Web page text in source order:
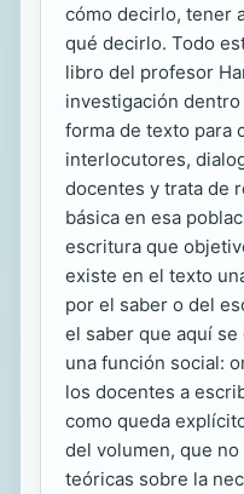
cómo decirlo, tener
qué decirlo. Todo
libro del profesor
investigación
forma de texto para
interlocutores,
docentes y trata de
básica en esa
escritura que
existe en el texto
por el saber o del
el saber que aquí
una función social:
los docentes a
como queda
del volumen, que
teóricas sobre la